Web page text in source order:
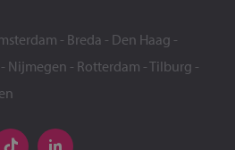
- Breda - Den Haag -
- Nijmegen - Rotterdam -Tilburg -